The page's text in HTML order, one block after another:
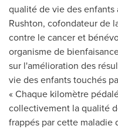
qualité de vie des enfants
Rushton, cofondateur de
contre le cancer et
organisme de
sur l'amélioration des
vie des enfants touchés
« Chaque kilomètre
collectivement la qualité
frappés par cette maladie